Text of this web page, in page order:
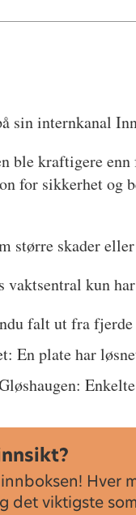
sin internkanal
ble kraftigere
for sikkerhet og
større skader
kun
falt ut fra
En plate har
Hver
det viktigste